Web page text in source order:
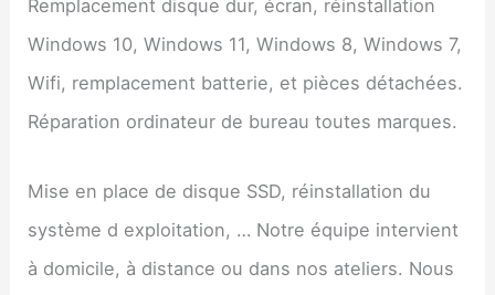
Remplacement disque dur, écran, réinstallation
Windows 10, Windows 11, Windows 8, Windows 7,
Wifi, remplacement batterie, et pièces détachées.
Réparation ordinateur de bureau toutes marques.
Mise en place de disque SSD, réinstallation du
système d exploitation, … Notre équipe intervient
à domicile, à distance ou dans nos ateliers. Nous